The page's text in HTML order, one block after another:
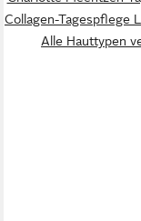
Collagen-Tagespflege
Alle Hauttypen